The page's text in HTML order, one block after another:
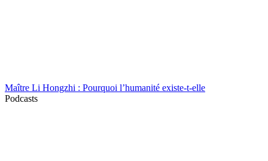
Maître Li Hongzhi : Pourquoi l’humanité existe-t-elle
Podcasts